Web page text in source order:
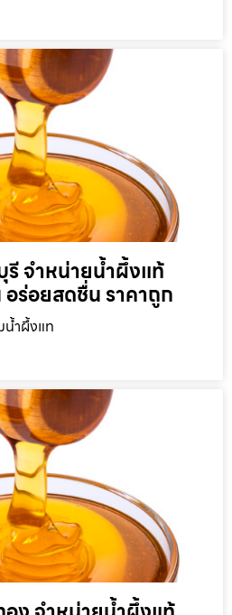
จำหน่ายน้ำผึ้งแท้
ร่อยสดชื่น ราคาถูก
น้ำผึ้งแท